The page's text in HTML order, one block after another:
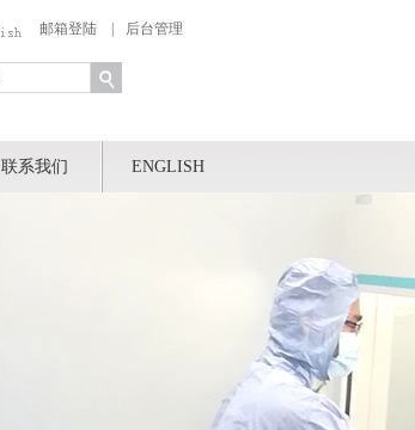
邮箱登陆| 后台管理
联系我们 ENGLISH